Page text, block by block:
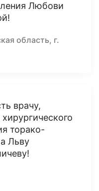
Любови
область, г.
врачу,
торако-
Льву